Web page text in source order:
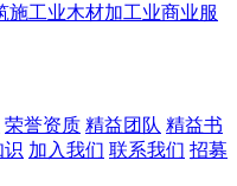
施工业木材加工业商业服
荣誉资质 精益团队 精益书
识 加入我们 联系我们 招募